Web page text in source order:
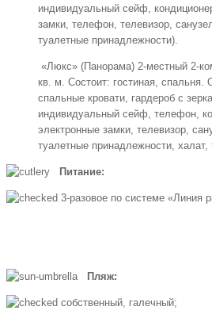
индивидуальный сейф,
замки, телефон, телевизор,
туалетные принадлежности).
«Люкс» (Панорама) 2-местный 2-
кв. м. Состоит: гостиная,
спальные кровати, гардероб с
индивидуальный сейф, телефон,
электронные замки, телевизор,
туалетные принадлежности, халат,
Питание:
3-разовое по системе «Линия
Пляж:
собственный, галечный;